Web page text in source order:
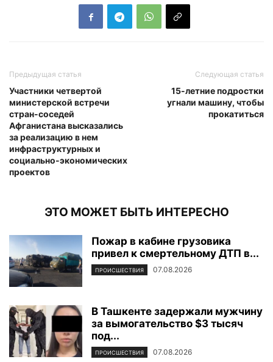
Предыдущая статья
Участники четвертой
министерской встречи
стран-соседей
Афганистана высказались
за реализацию в нем
инфраструктурных и
социально-экономических
проектов
Следующая статья
15-летние подростки
угнали машину, чтобы
прокатиться
ЭТО МОЖЕТ БЫТЬ ИНТЕРЕСНО
Пожар в кабине грузовика
привел к смертельному ДТП в...
ПРОИСШЕСТВИЯ 07.08.2026
В Ташкенте задержали мужчину
за вымогательство $3 тысяч
под...
ПРОИСШЕСТВИЯ 07.08.2026